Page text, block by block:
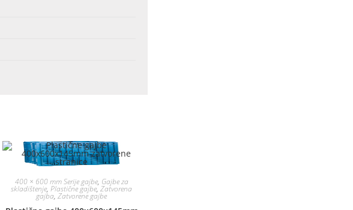
400 × 600 mm Serije gajbe, Gajbe za
skladištenje, Plastične gajbe,Zatvorena
gajba, Zatvorene gajbe